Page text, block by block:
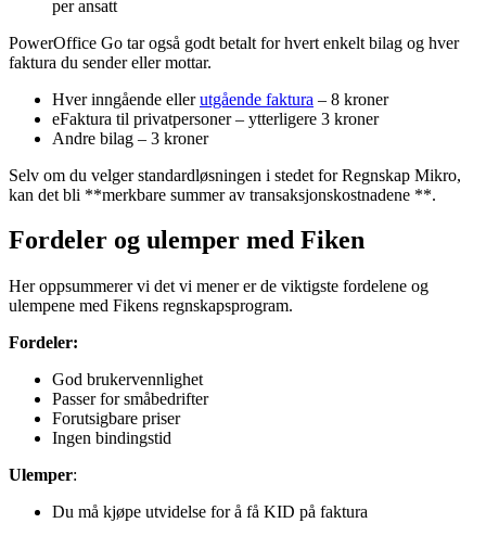
per ansatt
PowerOffice Go tar også godt betalt for hvert enkelt bilag og hver
faktura du sender eller mottar.
Hver inngående ellerutgående faktura – 8 kroner
eFaktura til privatpersoner – ytterligere 3 kroner
Andre bilag – 3 kroner
Selv om du velger standardløsningen i stedet for Regnskap Mikro,
kan det bli **merkbare summer av transaksjonskostnadene **.
Fordeler og ulemper med Fiken
Her oppsummerer vi det vi mener er de viktigste fordelene og
ulempene med Fikens regnskapsprogram.
Fordeler:
God brukervennlighet
Passer for småbedrifter
Forutsigbare priser
Ingen bindingstid
Ulemper:
Du må kjøpe utvidelse for å få KID på faktura